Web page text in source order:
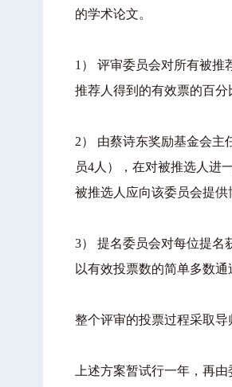
的学术论文。
1） 评审委员会对所有被推
推荐人得到的有效票的百分
2） 由蔡诗东奖励基金会主
员4人），在对被推选人进
被推选人应向该委员会提供
3） 提名委员会对每位提名
以有效投票数的简单多数通
整个评审的投票过程采取导
上述方案暂试行一年，再